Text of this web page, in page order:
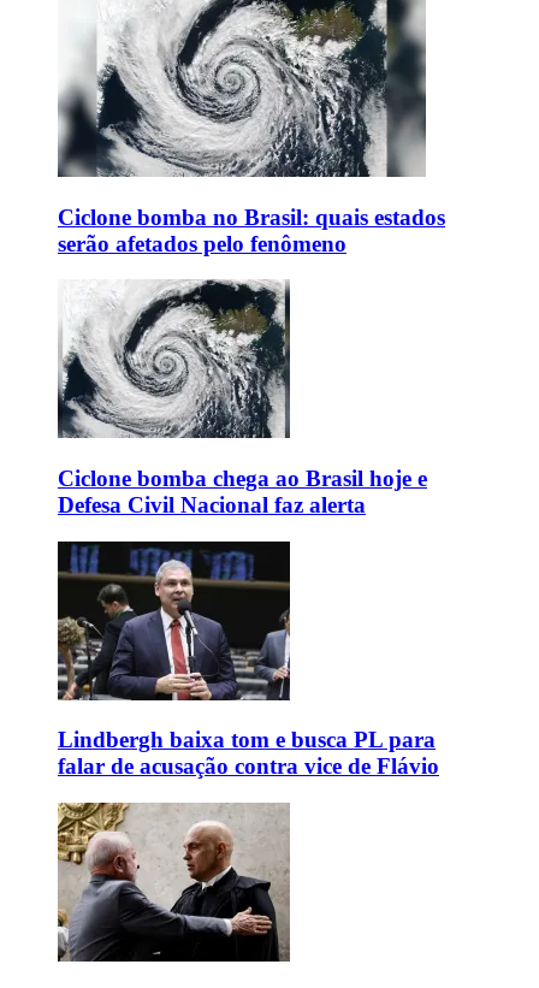
Ciclone bomba no Brasil: quais estados
serão afetados pelo fenômeno
Ciclone bomba chega ao Brasil hoje e
Defesa Civil Nacional faz alerta
Lindbergh baixa tom e busca PL para
falar de acusação contra vice de Flávio